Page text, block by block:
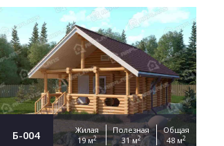
Б-004
Жилая
19 м2
Полезная
31 м2
Общая
48 м2